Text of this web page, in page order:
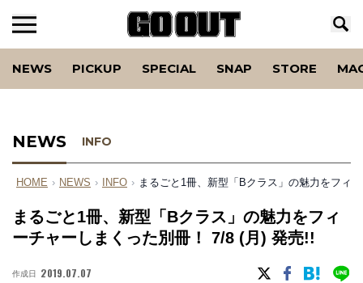
NEWS PICKUP SPECIAL SNAP STORE
NEWS INFO
HOME › NEWS › INFO › まるごと1冊、新型「Bクラス」の魅力をフィ
まるごと1冊、新型「Bクラス」の魅力をフィ
ーチャーしまくった別冊！ 7/8 (月) 発売!!
作成日 2019.07.07